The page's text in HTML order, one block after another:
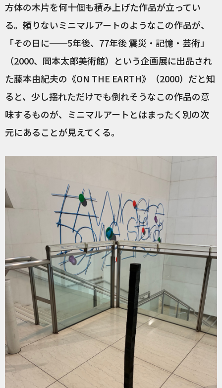
方体の木片を何十個も積み上げた作品が立ってい
る。頼りないミニマルアートのようなこの作品が、
「その日に──5年後、77年後 震災・記憶・芸術」
（2000、岡本太郎美術館）という企画展に出品され
た藤本由紀夫の《ON THE EARTH》（2000）だと知
ると、少し揺れただけでも倒れそうなこの作品の意
味するものが、ミニマルアートとはまったく別の次
元にあることが見えてくる。